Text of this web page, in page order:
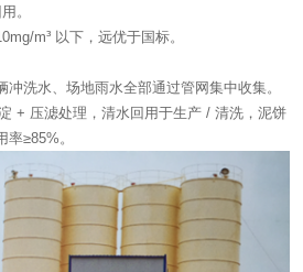
。
m³ 以下，远优于国标。
洗水、场地雨水全部通过管网集中收集。
+ 压滤处理，清水回用于生产 / 清洗，泥饼
≥85%。